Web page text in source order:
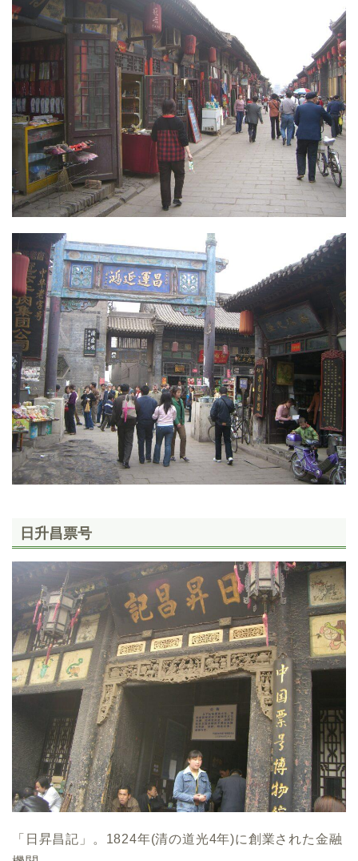
日升昌票号
「日昇昌記」。1824年(清の道光4年)に創業された金融